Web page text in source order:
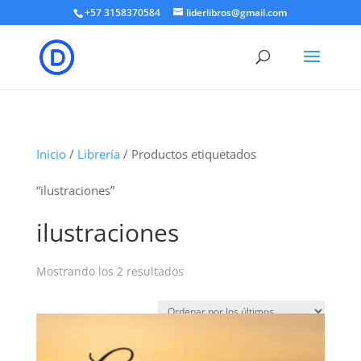
+57 3158370584 liderlibros@gmail.com
Inicio/ Librería / Productos etiquetados
“ilustraciones”
ilustraciones
Mostrando los 2 resultadosOrdenado
por